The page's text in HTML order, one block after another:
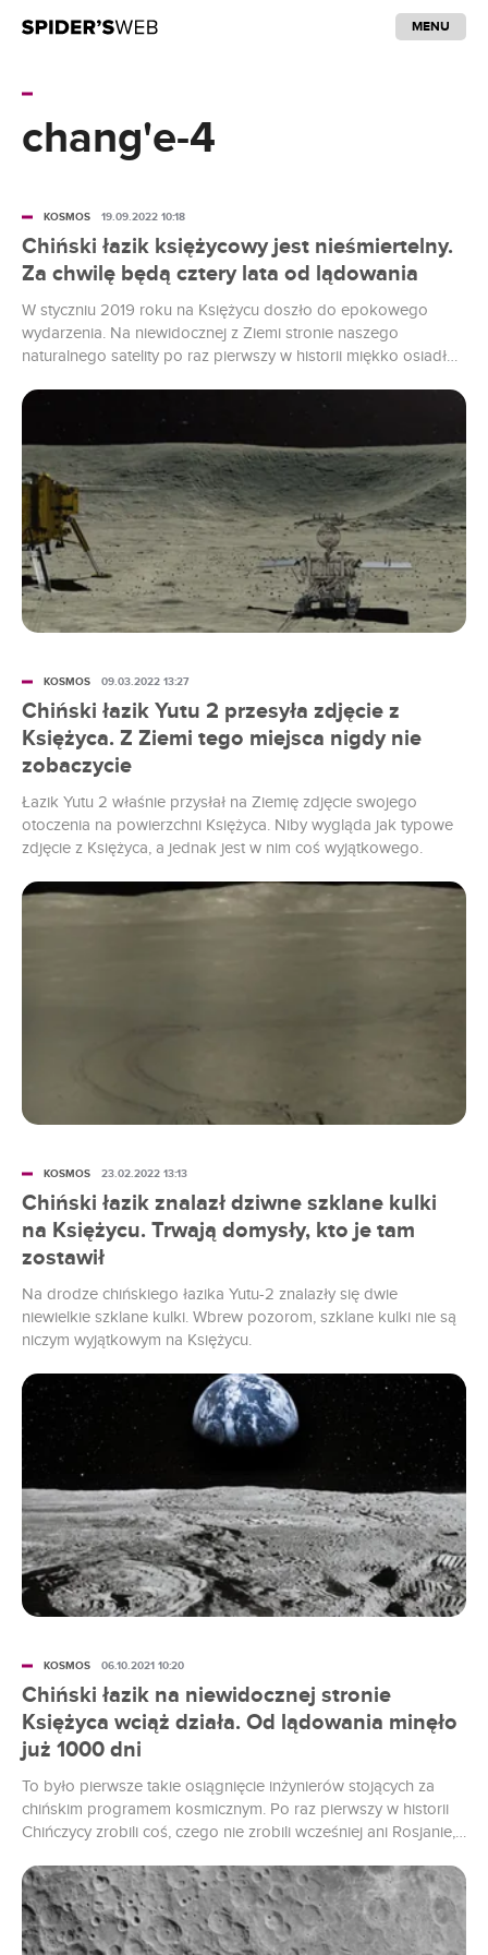
MENU
chang'e-4
Chiński łazik księżycowy jest nieśmiertelny.
Za chwilę będą cztery lata od lądowania
W styczniu 2019 roku na Księżycu doszło do epokowego
wydarzenia. Na niewidocznej z Ziemi stronie naszego
naturalnego satelity po raz pierwszy w historii miękko osiadł
okrzyknięto sukcesem. Nikt jednak nie wiedział, że to
początek bardzo długiej przygody.
KOSMOS 19.09.2022 10:18
Chiński łazik Yutu 2 przesyła zdjęcie z
Księżyca. Z Ziemi tego miejsca nigdy nie
zobaczycie
Łazik Yutu 2 właśnie przysłał na Ziemię zdjęcie swojego
otoczenia na powierzchni Księżyca. Niby wygląda jak typowe
zdjęcie z Księżyca, a jednak jest w nim coś wyjątkowego.
KOSMOS 09.03.2022 13:27
Chiński łazik znalazł dziwne szklane kulki
na Księżycu. Trwają domysły, kto je tam
zostawił
Na drodze chińskiego łazika Yutu-2 znalazły się dwie
niewielkie szklane kulki. Wbrew pozorom, szklane kulki nie są
niczym wyjątkowym na Księżycu.
KOSMOS 23.02.2022 13:13
Chiński łazik na niewidocznej stronie
Księżyca wciąż działa. Od lądowania minęło
już 1000 dni
To było pierwsze takie osiągnięcie inżynierów stojących za
chińskim programem kosmicznym. Po raz pierwszy w historii
Chińczycy zrobili coś, czego nie zrobili wcześniej ani Rosjanie,
trwa.
KOSMOS 06.10.2021 10:20